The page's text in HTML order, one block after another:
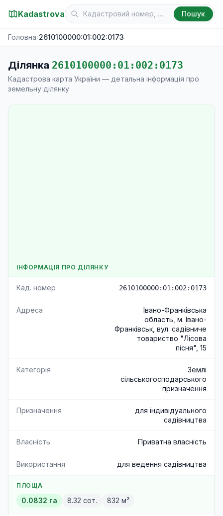
Kadastrova Пошук
Головна›2610100000:01:002:0173
Ділянка 2610100000:01:002:0173
Кадастрова карта України — детальна інформація про
земельну ділянку
ІНФОРМАЦІЯ ПРО ДІЛЯНКУ
Кад. номер 2610100000:01:002:0173
Адреса
Івано-Франківська
область, м. Івано-
Франківськ, вул. садівниче
товариство "Лісова
пісня", 15
Категорія
Землі
сільськогосподарського
призначення
Призначення
для індивідуального
садівництва
Власність Приватна власність
Використання для ведення садівництва
ПЛОЩА
0.0832 га 8.32 сот. 832 м²